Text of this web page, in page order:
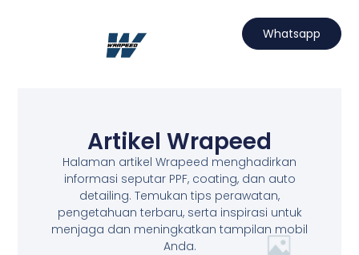
Whatsapp
Artikel Wrapeed
Halaman artikel Wrapeed menghadirkan
informasi seputar PPF, coating, dan auto
detailing. Temukan tips perawatan,
pengetahuan terbaru, serta inspirasi untuk
menjaga dan meningkatkan tampilan mobil
Anda.